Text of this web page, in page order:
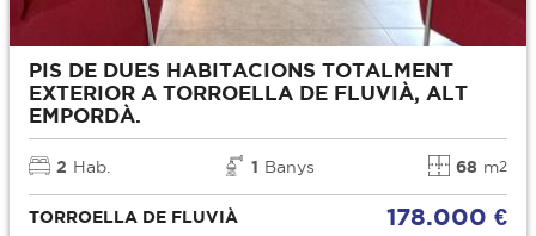
PIS DE DUES HABITACIONS TOTALMENT
EXTERIOR A TORROELLA DE FLUVIÀ, ALT
EMPORDÀ.
2 Hab. 1 Banys 68 m2
TORROELLA DE FLUVIÀ 178.000 €